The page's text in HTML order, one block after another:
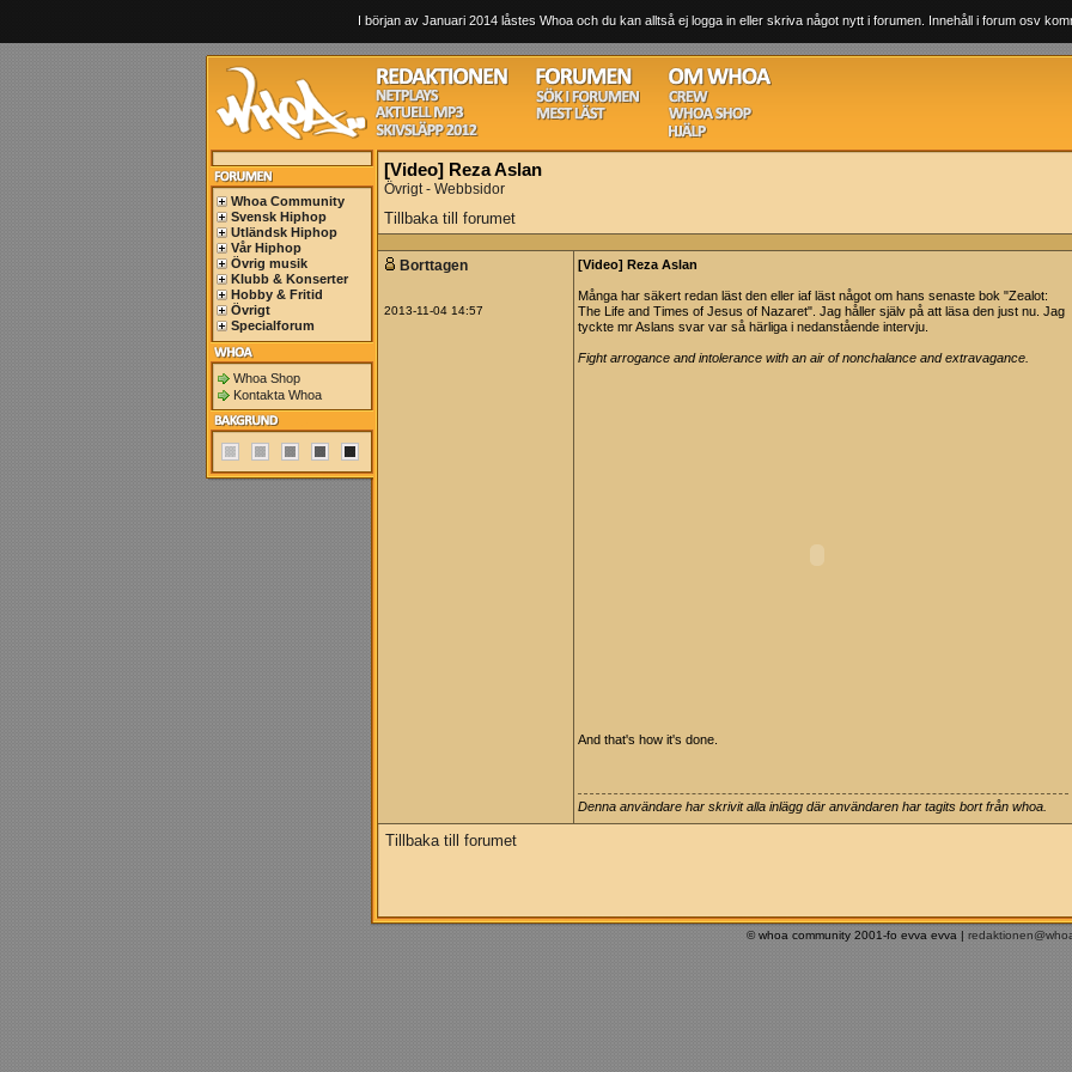
I början av Januari 2014 låstes Whoa och du kan alltså ej logga in eller skriva något nytt i forumen. Innehåll i forum osv
Whoa Community
Svensk Hiphop
Utländsk Hiphop
Vår Hiphop
Övrig musik
Klubb & Konserter
Hobby & Fritid
Övrigt
Specialforum
Whoa Shop
Kontakta Whoa
[Video] Reza Aslan
Övrigt - Webbsidor
Tillbaka till forumet
Borttagen
2013-11-04 14:57
[Video] Reza Aslan
Många har säkert redan läst den eller iaf läst något om hans senaste bok "Zealot:
The Life and Times of Jesus of Nazaret". Jag håller själv på att läsa den just nu. Jag
tyckte mr Aslans svar var så härliga i nedanstående intervju.
Fight arrogance and intolerance with an air of nonchalance and extravagance.
And that's how it's done.
Denna användare har skrivit alla inlägg där användaren har tagits bort från whoa.
Tillbaka till forumet
© whoa community 2001-fo evva evva |